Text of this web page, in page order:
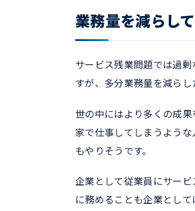
業務量を減らし
サービス残業問題では過
すが、多分業務量を減らし
世の中にはより多くの成
家で仕事してしまうよう
もやりそうです。
企業として従業員にサー
に務めることも企業として